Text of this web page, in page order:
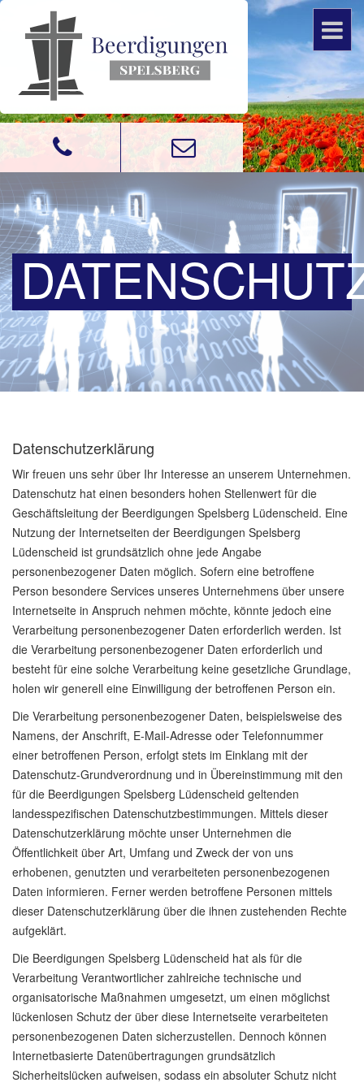
Datenschutzerklärung
Wir freuen uns sehr über Ihr Interesse an unserem Unternehmen.
Datenschutz hat einen besonders hohen Stellenwert für die
Geschäftsleitung der Beerdigungen Spelsberg Lüdenscheid. Eine
Nutzung der Internetseiten der Beerdigungen Spelsberg
Lüdenscheid ist grundsätzlich ohne jede Angabe
personenbezogener Daten möglich. Sofern eine betroffene
Person besondere Services unseres Unternehmens über unsere
Internetseite in Anspruch nehmen möchte, könnte jedoch eine
Verarbeitung personenbezogener Daten erforderlich werden. Ist
die Verarbeitung personenbezogener Daten erforderlich und
besteht für eine solche Verarbeitung keine gesetzliche Grundlage,
holen wir generell eine Einwilligung der betroffenen Person ein.
Die Verarbeitung personenbezogener Daten, beispielsweise des
Namens, der Anschrift, E-Mail-Adresse oder Telefonnummer
einer betroffenen Person, erfolgt stets im Einklang mit der
Datenschutz-Grundverordnung und in Übereinstimmung mit den
für die Beerdigungen Spelsberg Lüdenscheid geltenden
landesspezifischen Datenschutzbestimmungen. Mittels dieser
Datenschutzerklärung möchte unser Unternehmen die
Öffentlichkeit über Art, Umfang und Zweck der von uns
erhobenen, genutzten und verarbeiteten personenbezogenen
Daten informieren. Ferner werden betroffene Personen mittels
dieser Datenschutzerklärung über die ihnen zustehenden Rechte
aufgeklärt.
Die Beerdigungen Spelsberg Lüdenscheid hat als für die
Verarbeitung Verantwortlicher zahlreiche technische und
organisatorische Maßnahmen umgesetzt, um einen möglichst
lückenlosen Schutz der über diese Internetseite verarbeiteten
personenbezogenen Daten sicherzustellen. Dennoch können
Internetbasierte Datenübertragungen grundsätzlich
Sicherheitslücken aufweisen, sodass ein absoluter Schutz nicht